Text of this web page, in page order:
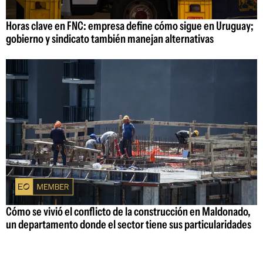
Horas clave en FNC: empresa define cómo sigue en Uruguay;
gobierno y sindicato también manejan alternativas
Cómo se vivió el conflicto de la construcción en Maldonado,
un departamento donde el sector tiene sus particularidades